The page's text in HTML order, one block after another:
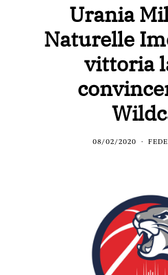
Urania
Naturelle
vittoria
08/02/2020